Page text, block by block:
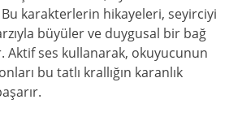
karakterlerin hikayeleri, seyirciyi
büyüler ve duygusal bir bağ
Aktif ses kullanarak, okuyucunun
bu tatlı krallığın karanlık